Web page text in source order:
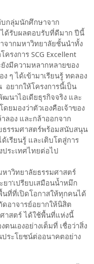
บกลุ่มนักศึกษาจาก
ด้รับผลตอบรับที่ดีมาก ปีนี้
จากมหาวิทยาลัยชั้นนำทั้ง
ครงการ SCG Excellent
งมีความหลากหลายของ
ๆ ได้เข้ามาเรียนรู้ ทดลอง
อยากให้โครงการนี้เป็น
ฒนาไอเดียธุรกิจจริง และ
โดยมองว่าตัวเองคือเจ้าของ
ลอง และกล้าออกจาก
ธรรมศาสตร์พร้อมสนับสนุน
เรียนรู้ และเติบโตสู่การ
ระเทศไทยต่อไป
หาวิทยาลัยธรรมศาสตร์
ยา’เปรียบเสมือนน้ำหมึก
ที่ที่เปิดโอกาสให้ทุกคนได้
ดอาจารย์อยากให้นิสิต
าสตร์ ได้ใช้พื้นที่แห่งนี้
นเองอย่างเต็มที่ เชื่อว่าสิ่ง
ประโยชน์ต่ออนาคตอย่าง